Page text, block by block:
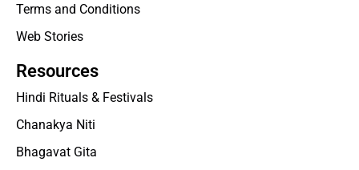
Terms and Conditions
Web Stories
Resources
Hindi Rituals & Festivals
Chanakya Niti
Bhagavat Gita